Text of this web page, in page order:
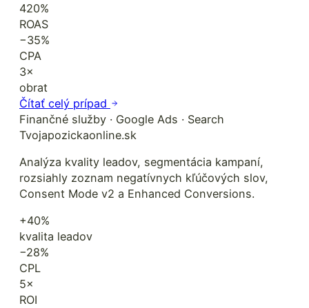
420%
ROAS
−35%
CPA
3×
obrat
Čítať celý prípad
Finančné služby · Google Ads · Search
Tvojapozickaonline.sk
Analýza kvality leadov, segmentácia kampaní,
rozsiahly zoznam negatívnych kľúčových slov,
Consent Mode v2 a Enhanced Conversions.
+40%
kvalita leadov
−28%
CPL
5×
ROI